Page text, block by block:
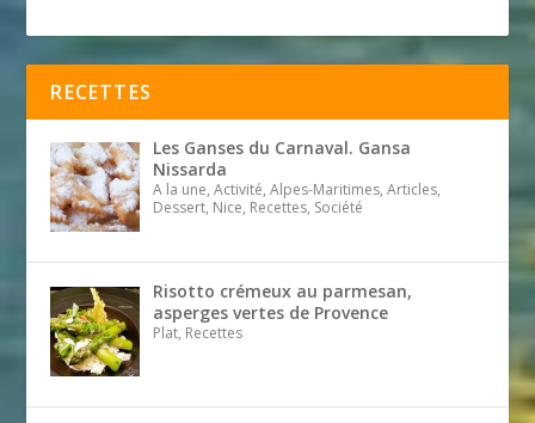
RECETTES
Les Ganses du Carnaval. Gansa
Nissarda
A la une, Activité, Alpes-Maritimes, Articles,
Dessert, Nice, Recettes, Société
Risotto crémeux au parmesan,
asperges vertes de Provence
Plat, Recettes